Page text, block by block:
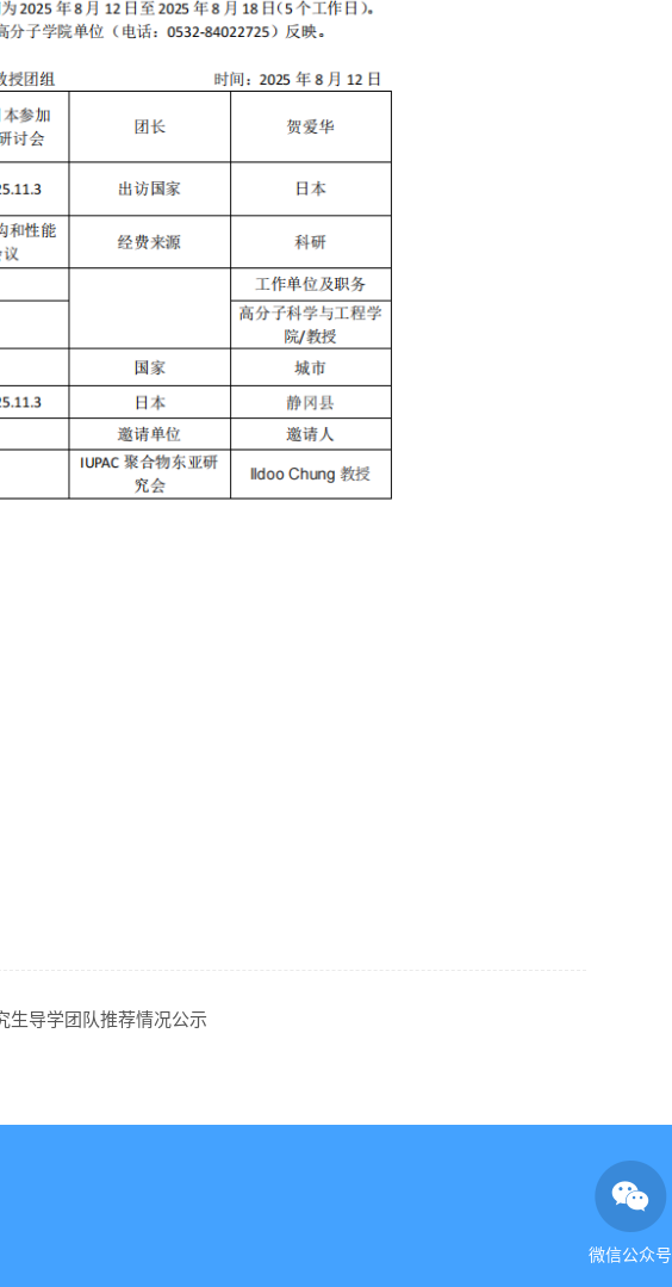
生导学团队推荐情况公示
微信公众号